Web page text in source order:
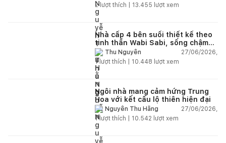
2lượt thích | 13.455 lượt xem
Nhà cấp 4 bên suối thiết kế theo
tinh thần Wabi Sabi, sống chậm
giữa thiên nhiên
Thu Nguyễn
27/06/2026,
1lượt thích | 10.448 lượt xem
Ngôi nhà mang cảm hứng Trung
Hoa với kết cấu lộ thiên hiện đại
Nguyễn Thu Hằng
27/06/2026,
1lượt thích | 10.542 lượt xem